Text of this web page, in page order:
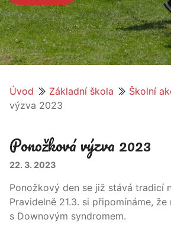
Úvod Základní škola Školní
výzva 2023
Ponožková výzva 2023
22. 3. 2023
Ponožkový den se již stává tradicí
Pravidelně 21.3. si připomínáme,
s Downovým syndromem.